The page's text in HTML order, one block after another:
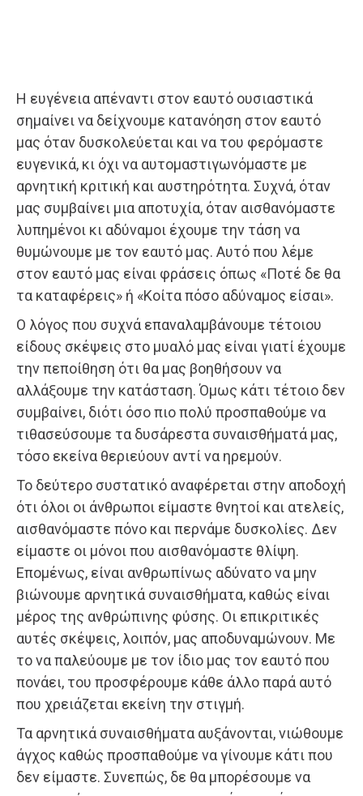
Η ευγένεια απέναντι στον εαυτό ουσιαστικά
σημαίνει να δείχνουμε κατανόηση στον εαυτό
μας όταν δυσκολεύεται και να του φερόμαστε
ευγενικά, κι όχι να αυτομαστιγωνόμαστε με
αρνητική κριτική και αυστηρότητα. Συχνά, όταν
μας συμβαίνει μια αποτυχία, όταν αισθανόμαστε
λυπημένοι κι αδύναμοι έχουμε την τάση να
θυμώνουμε με τον εαυτό μας. Αυτό που λέμε
στον εαυτό μας είναι φράσεις όπως «Ποτέ δε θα
τα καταφέρεις» ή «Κοίτα πόσο αδύναμος είσαι».
Ο λόγος που συχνά επαναλαμβάνουμε τέτοιου
είδους σκέψεις στο μυαλό μας είναι γιατί έχουμε
την πεποίθηση ότι θα μας βοηθήσουν να
αλλάξουμε την κατάσταση. Όμως κάτι τέτοιο δεν
συμβαίνει, διότι όσο πιο πολύ προσπαθούμε να
τιθασεύσουμε τα δυσάρεστα συναισθήματά μας,
τόσο εκείνα θεριεύουν αντί να ηρεμούν.
Το δεύτερο συστατικό αναφέρεται στην αποδοχή
ότι όλοι οι άνθρωποι είμαστε θνητοί και ατελείς,
αισθανόμαστε πόνο και περνάμε δυσκολίες. Δεν
είμαστε οι μόνοι που αισθανόμαστε θλίψη.
Επομένως, είναι ανθρωπίνως αδύνατο να μην
βιώνουμε αρνητικά συναισθήματα, καθώς είναι
μέρος της ανθρώπινης φύσης. Οι επικριτικές
αυτές σκέψεις, λοιπόν, μας αποδυναμώνουν. Με
το να παλεύουμε με τον ίδιο μας τον εαυτό που
πονάει, του προσφέρουμε κάθε άλλο παρά αυτό
που χρειάζεται εκείνη την στιγμή.
Τα αρνητικά συναισθήματα αυξάνονται, νιώθουμε
άγχος καθώς προσπαθούμε να γίνουμε κάτι που
δεν είμαστε. Συνεπώς, δε θα μπορέσουμε να